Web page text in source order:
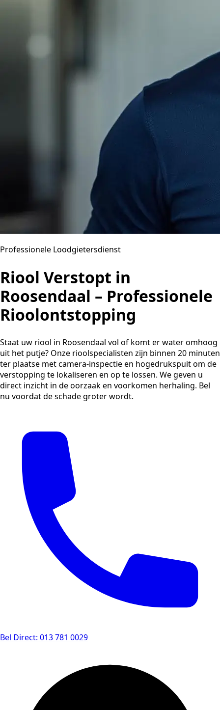
Professionele Loodgietersdienst
Riool Verstopt in
Roosendaal – Professionele
Rioolontstopping
Staat uw riool in Roosendaal vol of komt er water omhoog
uit het putje? Onze rioolspecialisten zijn binnen 20 minuten
ter plaatse met camera-inspectie en hogedrukspuit om de
verstopping te lokaliseren en op te lossen. We geven u
direct inzicht in de oorzaak en voorkomen herhaling. Bel
nu voordat de schade groter wordt.
Bel Direct: 013 781 0029